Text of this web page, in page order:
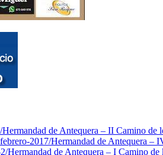
Hermandad de Antequera – II Camino de
2017/Hermandad de Antequera –
Hermandad de Antequera – I Camino de